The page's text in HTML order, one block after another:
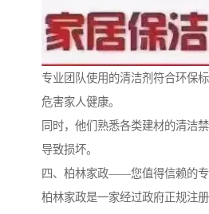
专业团队使用的清洁剂符合环保
危害家人健康。
同时，他们熟悉各类建材的清洁
导致损坏。
四、柏林家政——您值得信赖的
柏林家政是一家经过政府正规注